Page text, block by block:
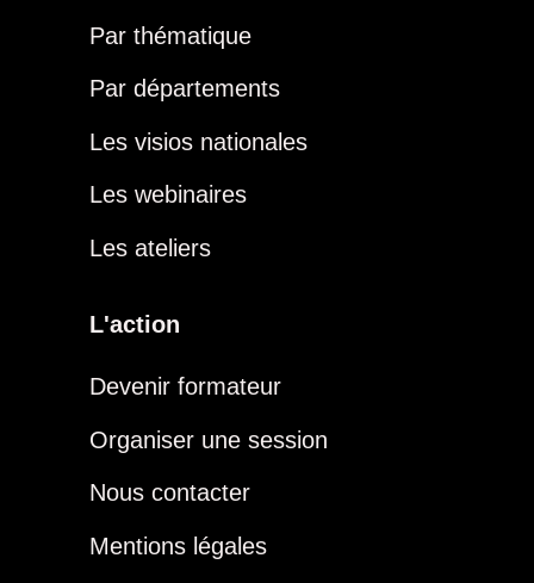
Par thématique
Par départements
Les visios nationales
Les webinaires
Les ateliers
L'action
Devenir formateur
Organiser une session
Nous contacter
Mentions légales